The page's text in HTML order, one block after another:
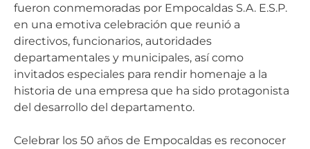
fueron conmemoradas por Empocaldas S.A. E.S.P.
en una emotiva celebración que reunió a
directivos, funcionarios, autoridades
departamentales y municipales, así como
invitados especiales para rendir homenaje a la
historia de una empresa que ha sido protagonista
del desarrollo del departamento.
Celebrar los 50 años de Empocaldas es reconocer